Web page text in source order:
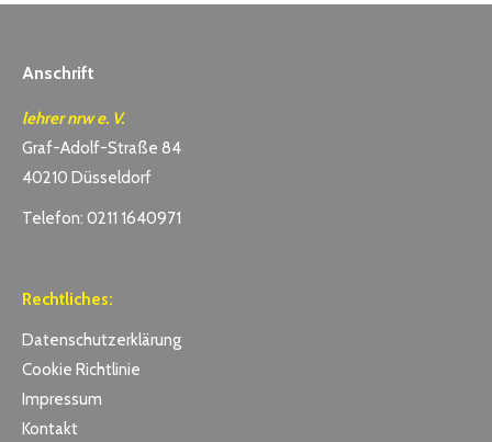
Anschrift
lehrer nrw e. V.
Graf-Adolf-Straße 84
40210 Düsseldorf
Telefon: 0211 1640971
Rechtliches:
Datenschutzerklärung
Cookie Richtlinie
Impressum
Kontakt